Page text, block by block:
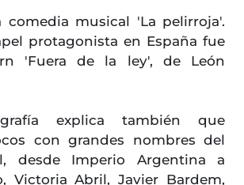
comedia musical 'La pelirroja'.
protagonista en España fue
'Fuera de la ley', de León
explica también que
con grandes nombres del
desde Imperio Argentina a
Victoria Abril, Javier Bardem,